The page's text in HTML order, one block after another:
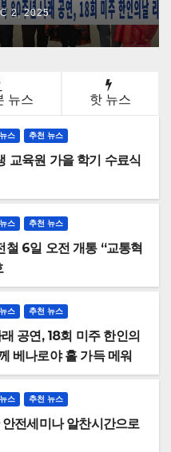
뉴스 핫 뉴스
스 추천 뉴스
교육원 가을 학기 수료식
스 추천 뉴스
철 6일 오전 개통 “교통혁
스 추천 뉴스
공연, 18회 미주 한인의
베나로야 홀 가득 메워
스 추천 뉴스
전세미나 알찬시간으로